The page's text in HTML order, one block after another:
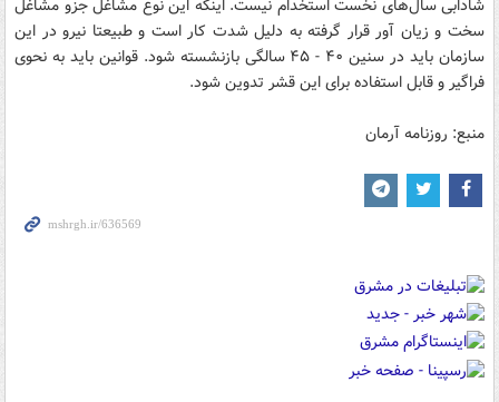
شادابی سال‌های نخست استخدام نیست. اینکه این نوع مشاغل جزو مشاغل
سخت و زیان آور قرار گرفته به دلیل شدت کار است و طبیعتا نیرو در این
سازمان باید در سنین ۴۰ - ۴۵ سالگی بازنشسته شود. قوانین باید به نحوی
فراگیر و قابل استفاده برای این قشر تدوین شود.
منبع: روزنامه آرمان